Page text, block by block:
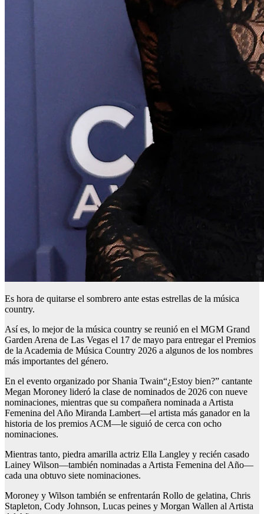
Es hora de quitarse el sombrero ante estas estrellas de la música
country.
Así es, lo mejor de la música country se reunió en el MGM Grand
Garden Arena de Las Vegas el 17 de mayo para entregar el Premios
de la Academia de Música Country 2026 a algunos de los nombres
más importantes del género.
En el evento organizado por Shania Twain“¿Estoy bien?” cantante
Megan Moroney lideró la clase de nominados de 2026 con nueve
nominaciones, mientras que su compañera nominada a Artista
Femenina del Año Miranda Lambert—el artista más ganador en la
historia de los premios ACM—le siguió de cerca con ocho
nominaciones.
Mientras tanto, piedra amarilla actriz Ella Langley y recién casado
Lainey Wilson—también nominadas a Artista Femenina del Año—
cada una obtuvo siete nominaciones.
Moroney y Wilson también se enfrentarán Rollo de gelatina, Chris
Stapleton, Cody Johnson, Lucas peines y Morgan Wallen al Artista